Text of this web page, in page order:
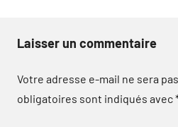
Laisser un commentaire
Votre adresse e-mail ne sera
obligatoires sont indiqués avec